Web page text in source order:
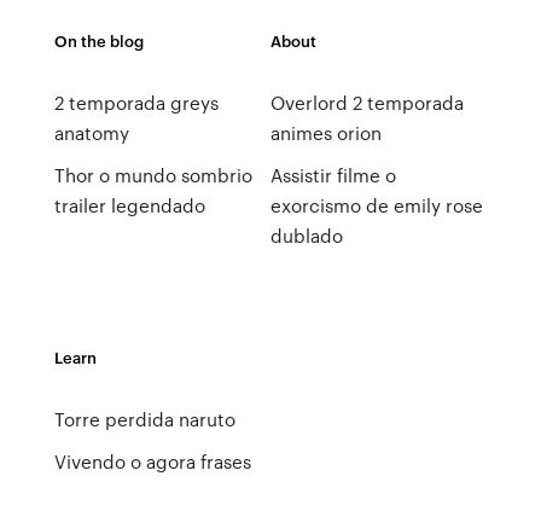
On the blog
2 temporada greys
anatomy
Thor o mundo sombrio
trailer legendado
About
Overlord 2 temporada
animes orion
Assistir filme o
exorcismo de emily rose
dublado
Learn
Torre perdida naruto
Vivendo o agora frases